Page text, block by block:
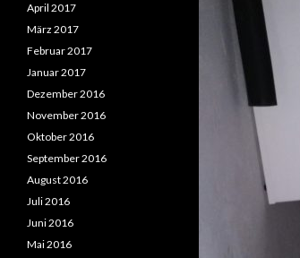
April 2017
März 2017
Februar 2017
Januar 2017
Dezember 2016
November 2016
Oktober 2016
September 2016
August 2016
Juli 2016
Juni 2016
Mai 2016